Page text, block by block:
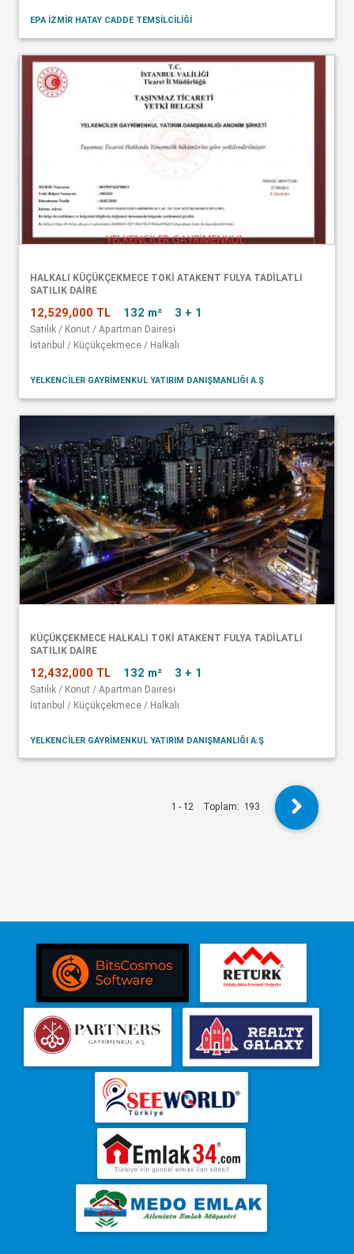
EPA İZMİR HATAY CADDE TEMSİLCİLİĞİ
HALKALI KÜÇÜKÇEKMECE TOKİ ATAKENT FULYA TADİLATLI
SATILIK DAİRE
12,529,000 TL 132 m² 3 + 1
Satılık / Konut / Apartman Dairesi
İstanbul / Küçükçekmece / Halkalı
YELKENCİLER GAYRİMENKUL YATIRIM DANIŞMANLIĞI A.Ş
KÜÇÜKÇEKMECE HALKALI TOKİ ATAKENT FULYA TADİLATLI
SATILIK DAİRE
12,432,000 TL 132 m² 3 + 1
Satılık / Konut / Apartman Dairesi
İstanbul / Küçükçekmece / Halkalı
YELKENCİLER GAYRİMENKUL YATIRIM DANIŞMANLIĞI A.Ş
1 - 12 Toplam: 193